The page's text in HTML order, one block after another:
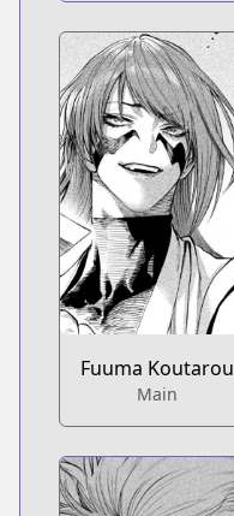
Fuuma Koutarou
Main